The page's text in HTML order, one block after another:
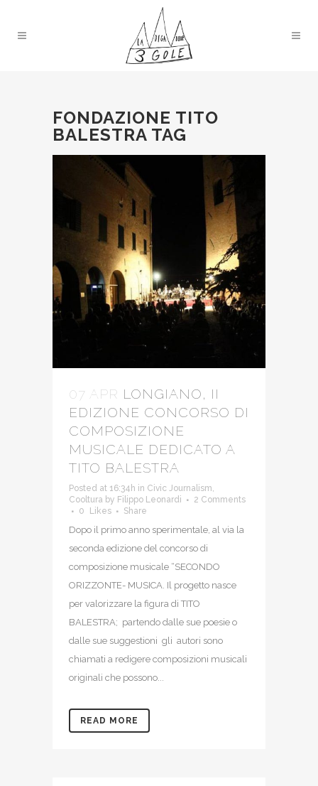
FONDAZIONE TITO
BALESTRA TAG
07 APR LONGIANO, II
EDIZIONE CONCORSO DI
COMPOSIZIONE
MUSICALE DEDICATO A
TITO BALESTRA
Posted at 16:34h in Civic Journalism,
Cooltura by Filippo Leonardi
2 Comments
0
Likes Share
Dopo il primo anno sperimentale, al via la
seconda edizione del concorso di
composizione musicale “SECONDO
ORIZZONTE- MUSICA. Il progetto nasce
per valorizzare la figura di TITO
BALESTRA; partendo dalle sue poesie o
dalle sue suggestioni gli autori sono
chiamati a redigere composizioni musicali
originali che possono...
READ MORE